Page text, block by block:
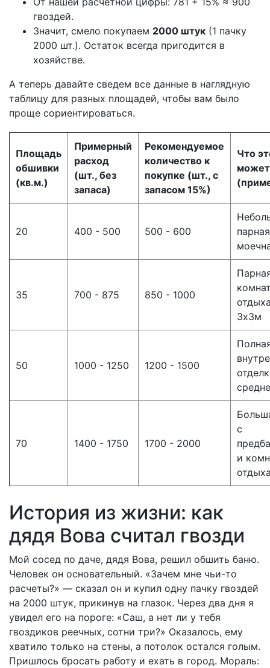
гвоздей.
Значит, смело покупаем 2000 штук (1 пачку
2000 шт.). Остаток всегда пригодится в
хозяйстве.
А теперь давайте сведем все данные в наглядную
таблицу для разных площадей, чтобы вам было
проще сориентироваться.
Площадь
обшивки
(кв.м.)
Примерный
расход
(шт., без
запаса)
Рекомендуемое
количество к
покупке (шт., с
запасом 15%)
Что
20 400 - 500 500 - 600
35 700 - 875 850 - 1000
3х3м
50 1000 - 1250 1200 - 1500
70 1400 - 1750 1700 - 2000
с
и
История из жизни: как
дядя Вова считал гвозди
Мой сосед по даче, дядя Вова, решил обшить баню.
Человек он основательный. «Зачем мне чьи-то
расчеты?» — сказал он и купил одну пачку гвоздей
на 2000 штук, прикинув на глазок. Через два дня я
увидел его на пороге: «Саш, а нет ли у тебя
гвоздиков реечных, сотни три?» Оказалось, ему
хватило только на стены, а потолок остался голым.
Пришлось бросать работу и ехать в город. Мораль: